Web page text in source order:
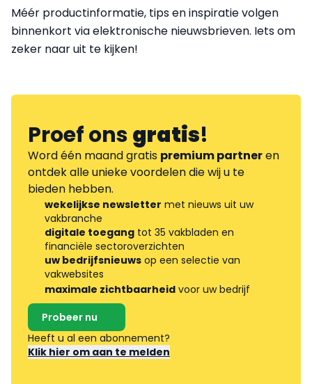
Méér productinformatie, tips en inspiratie volgen
binnenkort via elektronische nieuwsbrieven. Iets om
zeker naar uit te kijken!
Proef onsgratis!
Word één maand gratis premium partneren
ontdek alle unieke voordelen die wij u te
bieden hebben.
wekelijkse newsletter met nieuws uit uw
vakbranche
digitale toegang tot 35 vakbladen en
financiële sectoroverzichten
uw bedrijfsnieuws op een selectie van
vakwebsites
maximale zichtbaarheid voor uw bedrijf
Probeer nu
Heeft u al een abonnement?
Klik hier om aan te melden